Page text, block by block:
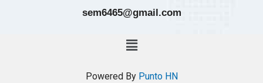
sem6465@gmail.com
Powered By Punto HN